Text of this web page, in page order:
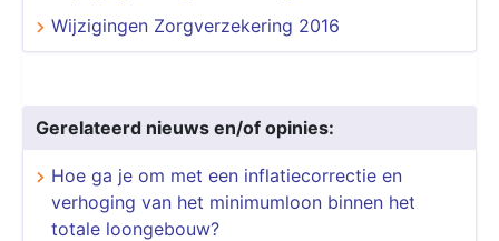
Wijzigingen Zorgverzekering 2016
Gerelateerd nieuws en/of opinies:
Hoe ga je om met een inflatiecorrectie en
verhoging van het minimumloon binnen het
totale loongebouw?